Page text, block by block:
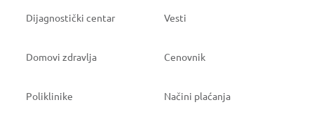
Dijagnostički centar Vesti
Domovi zdravlja Cenovnik
Poliklinike Načini plaćanja